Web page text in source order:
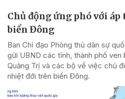
Chủ động ứng phó với
biển Đông
Ban Chỉ đạo Phòng thủ dân sự
gửi UBND các tỉnh, thành phố ven
Quảng Trị và các bộ về việc chủ
nhiệt đới trên biển Đông.